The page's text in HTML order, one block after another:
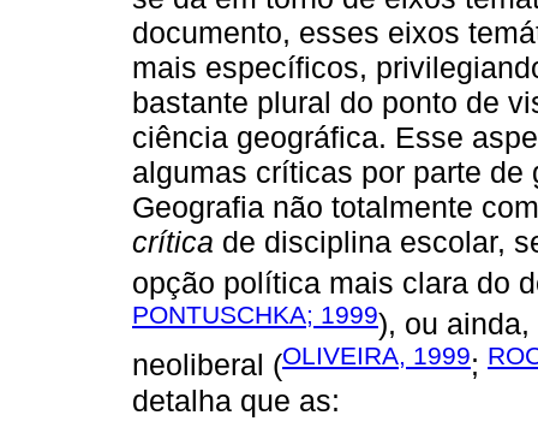
documento, esses eixos
mais específicos,
bastante plural do ponto de
ciência geográfica. Esse
algumas críticas por parte
Geografia não totalmente
crítica de disciplina escolar,
opção política mais clara do
PONTUSCHKA; 1999), ou
neoliberal (OLIVEIRA, 1999;
detalha que as: